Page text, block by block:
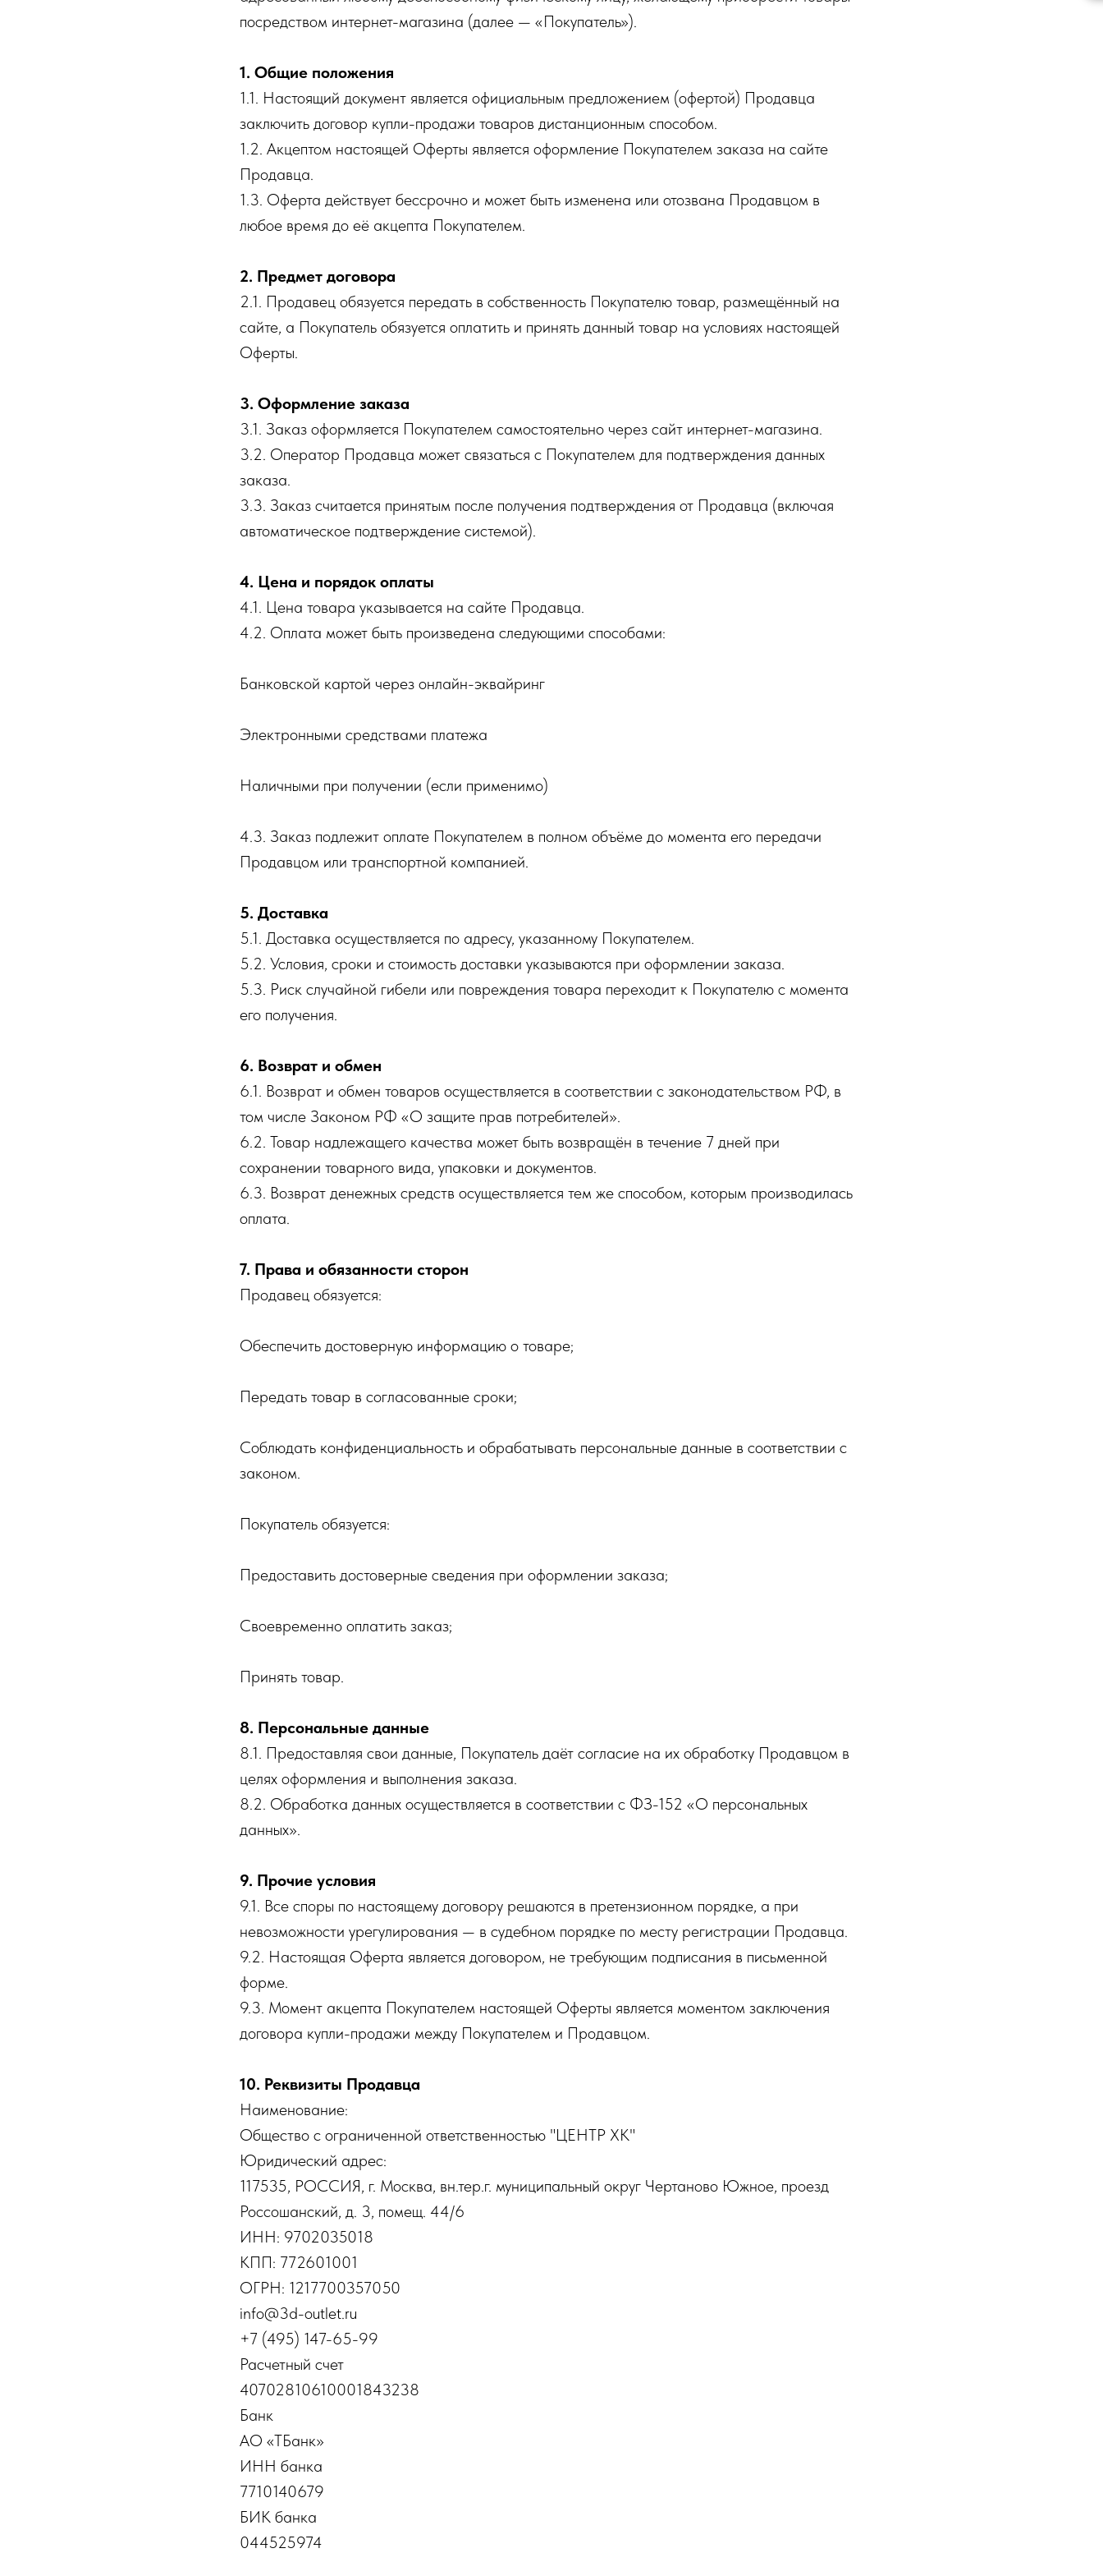
посредством интернет-магазина (далее — «Покупатель»).
1. Общие положения
1.1. Настоящий документ является официальным предложением (офертой) Продавца
заключить договор купли-продажи товаров дистанционным способом.
1.2. Акцептом настоящей Оферты является оформление Покупателем заказа на сайте
Продавца.
1.3. Оферта действует бессрочно и может быть изменена или отозвана Продавцом в
любое время до её акцепта Покупателем.
2. Предмет договора
2.1. Продавец обязуется передать в собственность Покупателю товар, размещённый на
сайте, а Покупатель обязуется оплатить и принять данный товар на условиях настоящей
Оферты.
3. Оформление заказа
3.1. Заказ оформляется Покупателем самостоятельно через сайт интернет-магазина.
3.2. Оператор Продавца может связаться с Покупателем для подтверждения данных
заказа.
3.3. Заказ считается принятым после получения подтверждения от Продавца (включая
автоматическое подтверждение системой).
4. Цена и порядок оплаты
4.1. Цена товара указывается на сайте Продавца.
4.2. Оплата может быть произведена следующими способами:
Банковской картой через онлайн-эквайринг
Электронными средствами платежа
Наличными при получении (если применимо)
4.3. Заказ подлежит оплате Покупателем в полном объёме до момента его передачи
Продавцом или транспортной компанией.
5. Доставка
5.1. Доставка осуществляется по адресу, указанному Покупателем.
5.2. Условия, сроки и стоимость доставки указываются при оформлении заказа.
5.3. Риск случайной гибели или повреждения товара переходит к Покупателю с момента
его получения.
6. Возврат и обмен
6.1. Возврат и обмен товаров осуществляется в соответствии с законодательством РФ, в
том числе Законом РФ «О защите прав потребителей».
6.2. Товар надлежащего качества может быть возвращён в течение 7 дней при
сохранении товарного вида, упаковки и документов.
6.3. Возврат денежных средств осуществляется тем же способом, которым производилась
оплата.
7. Права и обязанности сторон
Продавец обязуется:
Обеспечить достоверную информацию о товаре;
Передать товар в согласованные сроки;
Соблюдать конфиденциальность и обрабатывать персональные данные в соответствии с
законом.
Покупатель обязуется:
Предоставить достоверные сведения при оформлении заказа;
Своевременно оплатить заказ;
Принять товар.
8. Персональные данные
8.1. Предоставляя свои данные, Покупатель даёт согласие на их обработку Продавцом в
целях оформления и выполнения заказа.
8.2. Обработка данных осуществляется в соответствии с ФЗ-152 «О персональных
данных».
9. Прочие условия
9.1. Все споры по настоящему договору решаются в претензионном порядке, а при
невозможности урегулирования — в судебном порядке по месту регистрации Продавца.
9.2. Настоящая Оферта является договором, не требующим подписания в письменной
форме.
9.3. Момент акцепта Покупателем настоящей Оферты является моментом заключения
договора купли-продажи между Покупателем и Продавцом.
10. Реквизиты Продавца
Наименование:
Общество с ограниченной ответственностью "ЦЕНТР ХК"
Юридический адрес:
117535, РОССИЯ, г. Москва, вн.тер.г. муниципальный округ Чертаново Южное, проезд
Россошанский, д. 3, помещ. 44/6
ИНН: 9702035018
КПП: 772601001
ОГРН: 1217700357050
info@3d-outlet.ru
+7 (495) 147-65-99
Расчетный счет
40702810610001843238
Банк
АО «ТБанк»
ИНН банка
7710140679
БИК банка
044525974